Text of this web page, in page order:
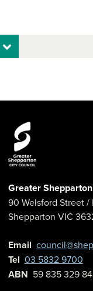
Greater
90 Welsford Street/
Shepparton VIC
Email
Tel 03 5832 9700
ABN 59 835 329